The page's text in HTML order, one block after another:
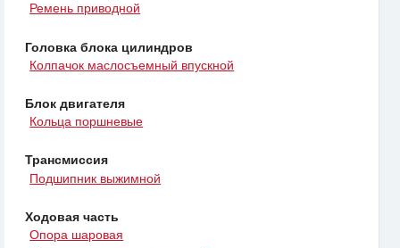
Ремень приводной
Головка блока цилиндров
Колпачок маслосъемный впускной
Блок двигателя
Кольца поршневые
Трансмиссия
Подшипник выжимной
Ходовая часть
Опора шаровая